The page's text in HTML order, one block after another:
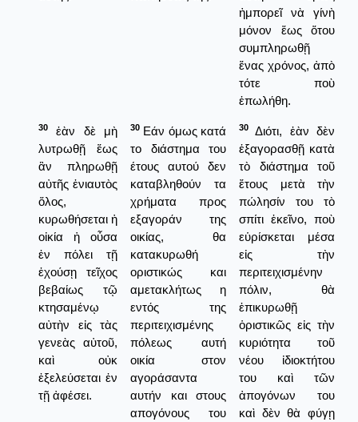
ἠμπορεῖ νὰ γίνὴ
μόνον ἕως ὅτου
συμπληρωθῇ
ἕνας χρόνος, ἀπὸ
τότε ποὺ
ἐπωλήθη.
30
ἐὰν δὲ μὴ
λυτρωθῇ ἕως
ἂν πληρωθῇ
αὐτῆς ἐνιαυτὸς
ὅλος,
κυρωθήσεται ἡ
οἰκία ἡ οὖσα
ἐν πόλει τῇ
ἐχούσῃ τεῖχος
βεβαίως τῷ
κτησαμένῳ
αὐτὴν εἰς τὰς
γενεὰς αὐτοῦ,
καὶ οὐκ
ἐξελεύσεται ἐν
τῇ ἀφέσει.
30 Εάν όμως κατά
το διάστημα του
έτους αυτού δεν
καταβληθούν τα
χρήματα προς
εξαγοράν της
οικίας, θα
κατακυρωθή
οριστικώς και
αμετακλήτως η
εντός της
περιτειχισμένης
πόλεως αυτή
οικία στον
αγοράσαντα
αυτήν και στους
απογόνους του
30
Διότι, ἐὰν δὲν
ἑξαγορασθῇ κατὰ
τὸ διάστημα τοῦ
ἔτους μετὰ τὴν
πώλησίν του τὸ
σπίτι ἐκεῖνο, ποὺ
εὑρίσκεται μέσα
εἰς τὴν
περιτειχισμένην
πόλιν, θὰ
ἐπικυρωθῇ
ὁριστικῶς εἰς τὴν
κυριότητα τοῦ
νέου ἰδιοκτήτου
του καὶ τῶν
ἀπογόνων του
καὶ δὲν θὰ φύγῃ